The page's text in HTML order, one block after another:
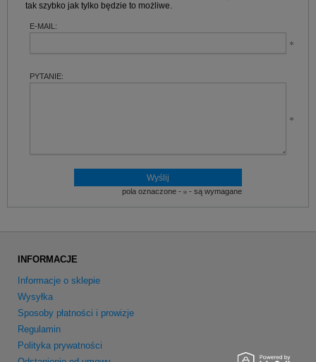
tak szybko jak tylko będzie to możliwe.
E-MAIL:
PYTANIE:
pola oznaczone - - są wymagane
INFORMACJE
Informacje o sklepie
Wysyłka
Sposoby płatności i prowizje
Regulamin
Polityka prywatności